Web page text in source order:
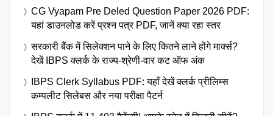
CG Vyapam Pre Deled Question Paper 2026 PDF:
यहां डाउनलोड करें प्रश्न पत्र PDF, जानें क्या रहा स्तर
सरकारी बैंक में सिलेक्शन पाने के लिए कितने लाने होंगे मार्क्स?
देखें IBPS क्लर्क के राज्य-श्रेणी-वार कट ऑफ अंक
IBPS Clerk Syllabus PDF: यहाँ देखें क्लर्क प्रीलिम्स
कम्पलीट सिलेबस और नया परीक्षा पैटर्न